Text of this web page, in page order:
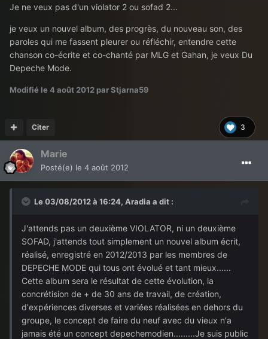
Je ne veux pas d'un violator 2 ou sofad 2...
je veux un nouvel album, des progrès, du nouveau son, des
paroles qui me fassent pleurer ou réfléchir, entendre cette
chanson co-écrite et co-chanté par MLG et Gahan, je veux Du
Depeche Mode.
Modifié le 4 août 2012 par Stjarna59
3
Citer
Marie
Posté(e) le 4 août 2012
Le 03/08/2012 à 16:24, Aradia a dit :
J'attends pas un deuxième VIOLATOR, ni un deuxième
SOFAD, j'attends tout simplement un nouvel album écrit,
réalisé, enregistré en 2012/2013 par les membres de
DEPECHE MODE qui tous ont évolué et tant mieux......
Cette album sera le résultat de cette évolution, la
concrétision de + de 30 ans de travail, de création,
d'expériences diverses et variées réalisées en dehors du
groupe, le concept de faire du neuf avec du vieux n'a
jamais été un concept depechemodien.........Je suis public